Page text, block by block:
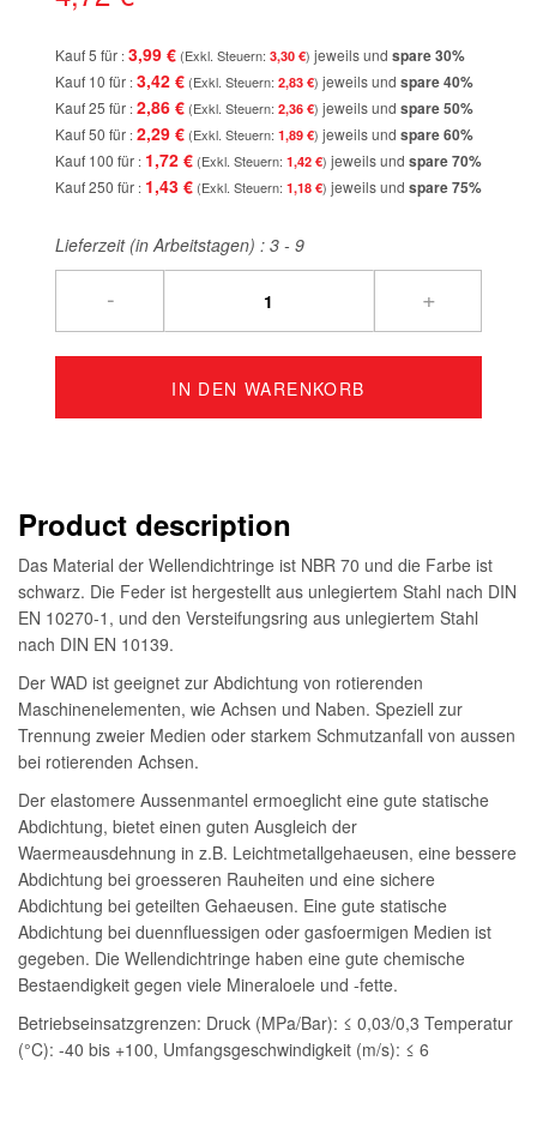
Kauf 5 für 3,99 € 3,30 € jeweils und spare30%
Kauf 10 für 3,42 € 2,83 € jeweils und spare40%
Kauf 25 für 2,86 € 2,36 € jeweils und spare50%
Kauf 50 für 2,29 € 1,89 € jeweils und spare60%
Kauf 100 für 1,72 € 1,42 € jeweils und spare70%
Kauf 250 für 1,43 € 1,18 € jeweils und spare75%
Lieferzeit (in Arbeitstagen) : 3 - 9
- +
IN DEN WARENKORB
Product description
Das Material der Wellendichtringe ist NBR 70 und die Farbe ist
schwarz. Die Feder ist hergestellt aus unlegiertem Stahl nach DIN
EN 10270-1, und den Versteifungsring aus unlegiertem Stahl
nach DIN EN 10139.
Der WAD ist geeignet zur Abdichtung von rotierenden
Maschinenelementen, wie Achsen und Naben. Speziell zur
Trennung zweier Medien oder starkem Schmutzanfall von aussen
bei rotierenden Achsen.
Der elastomere Aussenmantel ermoeglicht eine gute statische
Abdichtung, bietet einen guten Ausgleich der
Waermeausdehnung in z.B. Leichtmetallgehaeusen, eine bessere
Abdichtung bei groesseren Rauheiten und eine sichere
Abdichtung bei geteilten Gehaeusen. Eine gute statische
Abdichtung bei duennfluessigen oder gasfoermigen Medien ist
gegeben. Die Wellendichtringe haben eine gute chemische
Bestaendigkeit gegen viele Mineraloele und -fette.
Betriebseinsatzgrenzen: Druck (MPa/Bar): ≤ 0,03/0,3 Temperatur
(°C): -40 bis +100, Umfangsgeschwindigkeit (m/s): ≤ 6